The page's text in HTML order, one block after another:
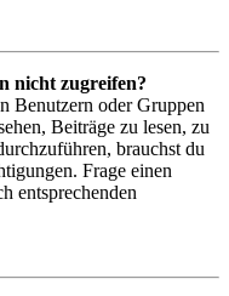
nicht zugreifen?
Benutzern oder Gruppen
Beiträge zu lesen, zu
brauchst du
Frage einen
entsprechenden